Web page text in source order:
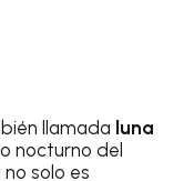
llamada luna
nocturno del
solo es